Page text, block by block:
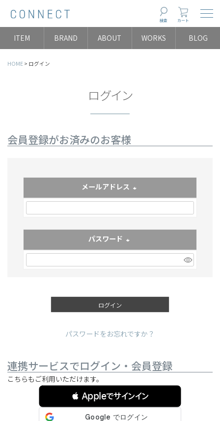
検索 カート
ITEM BRAND ABOUT WORKS BLOG
HOME ログイン
ログイン
会員登録がお済みのお客様
メールアドレス
(必須)
パスワード
(必須)
ログイン
パスワードをお忘れですか？
連携サービスでログイン・会員登録
こちらもご利用いただけます。
 Appleでサインイン